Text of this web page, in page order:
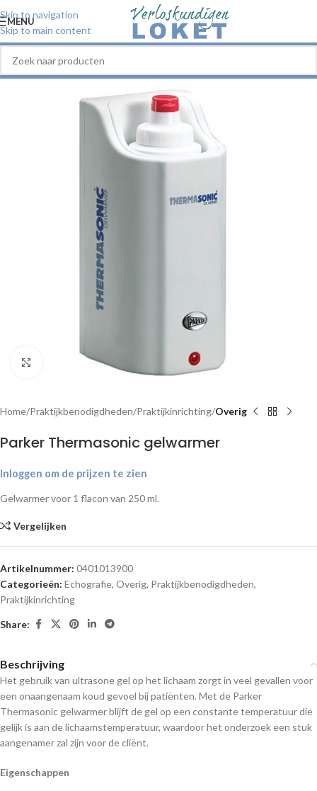
Skip to navigation
Skip to main content
MENU
Klik om te vergroten
Home Praktijkbenodigdheden Praktijkinrichting Overig
Parker Thermasonic gelwarmer
Inloggen om de prijzen te zien
Gelwarmer voor 1 flacon van 250 ml.
Vergelijken
Artikelnummer: 0401013900
Categorieën: Echografie, Overig, Praktijkbenodigdheden,
Praktijkinrichting
Share:
Beschrijving
Het gebruik van ultrasone gel op het lichaam zorgt in veel gevallen voor
een onaangenaam koud gevoel bij patiënten. Met de Parker
Thermasonic gelwarmer blijft de gel op een constante temperatuur die
gelijk is aan de lichaamstemperatuur, waardoor het onderzoek een stuk
aangenamer zal zijn voor de cliënt.
Eigenschappen